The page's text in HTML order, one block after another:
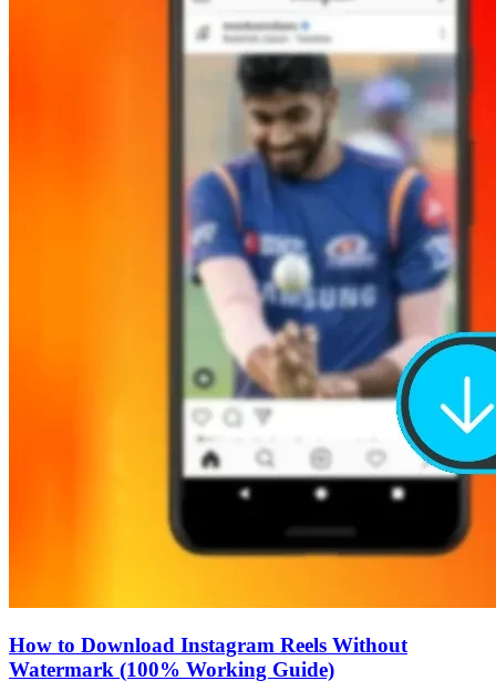
How to Download Instagram Reels Without
Watermark (100% Working Guide)